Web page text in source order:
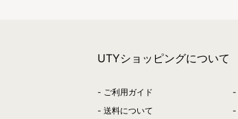
UTYショッピングについて
ご利用ガイド
送料について